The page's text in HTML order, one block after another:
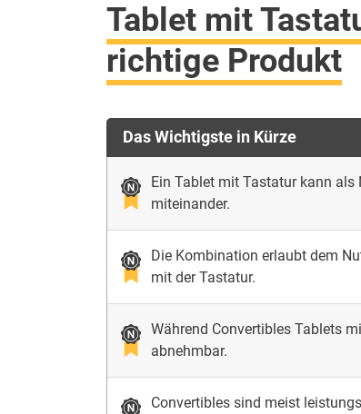
Tablet mit
richtige Produkt
Das Wichtigste in Kürze
Ein Tablet mit Tastatur kann als
miteinander.
Die Kombination erlaubt dem
mit der Tastatur.
Während Convertibles Tablets
abnehmbar.
Convertibles sind meist